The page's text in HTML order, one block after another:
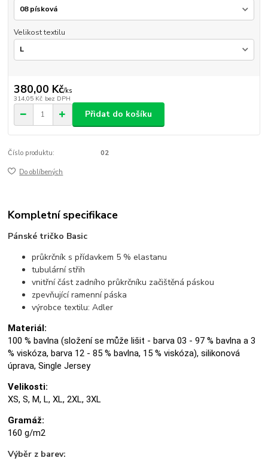
Velikost textilu
380,00 Kč/ks
314,05 Kč bez DPH
Přidat do košíku
Číslo produktu: 02
Do oblíbených
Kompletní specifikace
Pánské tričko Basic
průkrčník s přídavkem 5 % elastanu
tubulární střih
vnitřní část zadního průkrčníku začištěná páskou
zpevňující ramenní páska
výrobce textilu: Adler
Materiál:
100 % bavlna (složení se může lišit - barva 03 - 97 % bavlna a 3
% viskóza, barva 12 - 85 % bavlna, 15 % viskóza), silikonová
úprava, Single Jersey
Velikosti:
XS, S, M, L, XL, 2XL, 3XL
Gramáž:
160 g/m2
Výběr z barev: